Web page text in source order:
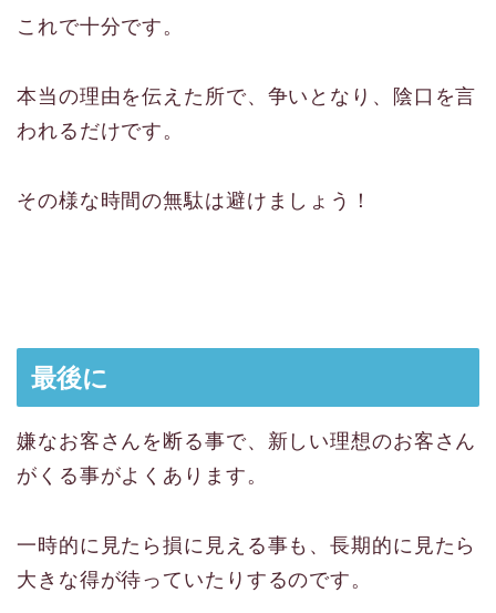
これで十分です。
本当の理由を伝えた所で、争いとなり、陰口を言
われるだけです。
その様な時間の無駄は避けましょう！
最後に
嫌なお客さんを断る事で、新しい理想のお客さん
がくる事がよくあります。
一時的に見たら損に見える事も、長期的に見たら
大きな得が待っていたりするのです。